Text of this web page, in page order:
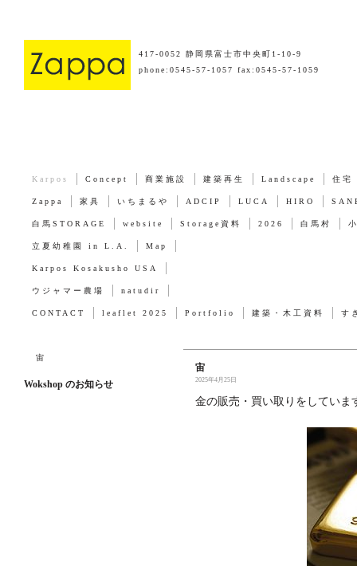
417-0052 静岡県富士市中央町1-10-9
phone:0545-57-1057 fax:0545-57-1059
Karpos Concept 商業施設 建築再生 Landscape 住宅
Zappa 家具 いちまるや ADCIP LUCA HIRO
白馬STORAGE website Storage資料 2026 白馬村
立夏幼稚園 in L.A. Map
Karpos Kosakusho USA
ウジャマー農場 natudir
CONTACT leaflet 2025 Portfolio 建築・木工資料 す
宙
Wokshop のお知らせ
宙
2025年4月25日
金の販売・買い取りをしていま